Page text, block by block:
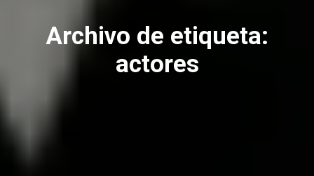
Archivo de etiqueta:
actores